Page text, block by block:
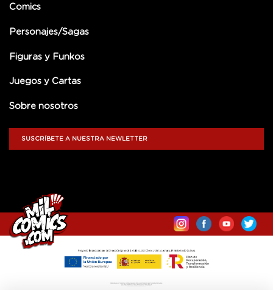
Comics
Personajes/Sagas
Figuras y Funkos
Juegos y Cartas
Sobre nosotros
SUSCRÍBETE A NUESTRA NEWLETTER